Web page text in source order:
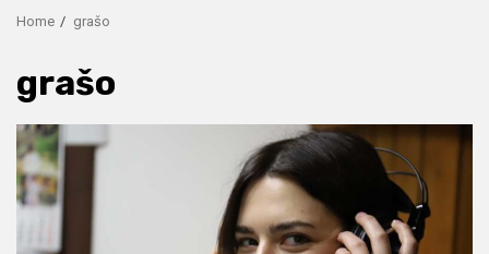
Home grašo
grašo